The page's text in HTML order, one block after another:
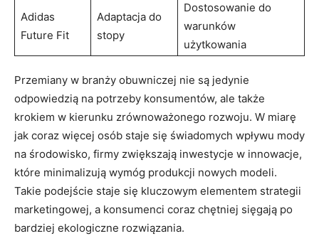
Adidas
Future Fit
Adaptacja do
stopy
Dostosowanie do
warunków
użytkowania
Przemiany w branży obuwniczej nie są jedynie
odpowiedzią na potrzeby konsumentów, ale także
krokiem w kierunku zrównoważonego rozwoju. W miarę
jak coraz więcej osób staje się świadomych wpływu mody
na środowisko, firmy zwiększają inwestycje w innowacje,
które minimalizują wymóg produkcji nowych modeli.
Takie podejście staje się kluczowym elementem strategii
marketingowej, a konsumenci coraz chętniej sięgają po
bardziej ekologiczne rozwiązania.